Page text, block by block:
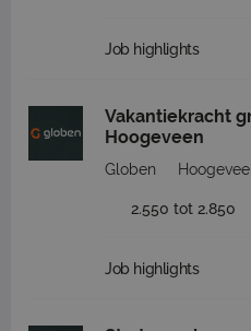
Job highlights
Vakantiekracht
Hoogeveen
Globen
2.550 tot 2.850
Job highlights